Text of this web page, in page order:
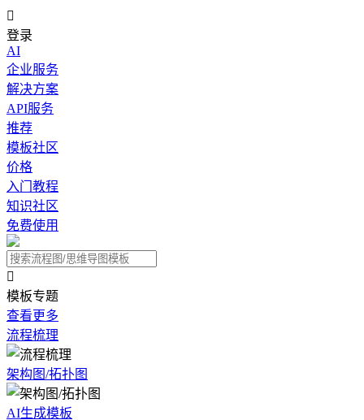

登录
AI
企业服务
解决方案
API服务
推荐
模板社区
价格
入门教程
知识社区
免费使用

模板专题
查看更多
流程梳理
架构图/拓扑图
AI生成模板